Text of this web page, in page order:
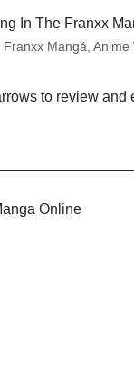
Mangá, Anime
to review and
Online